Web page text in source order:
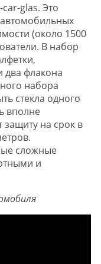
glas. Это
(около 1500
В набор
флакона
набора
стекла одного
вполне
защиту на срок в
сложные
и